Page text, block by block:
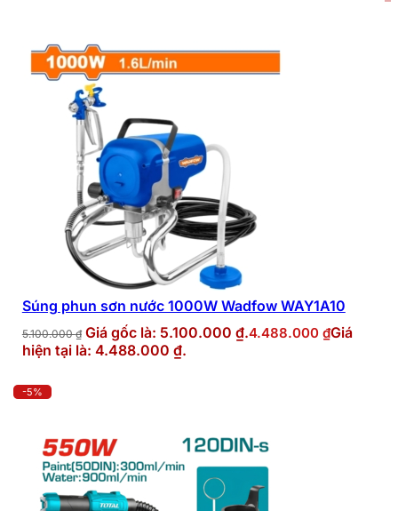
Súng phun sơn nước 1000W Wadfow WAY1A10
5.100.000₫ Giá gốc là: 5.100.000 ₫.4.488.000 ₫Giá
hiện tại là: 4.488.000 ₫.
-5%